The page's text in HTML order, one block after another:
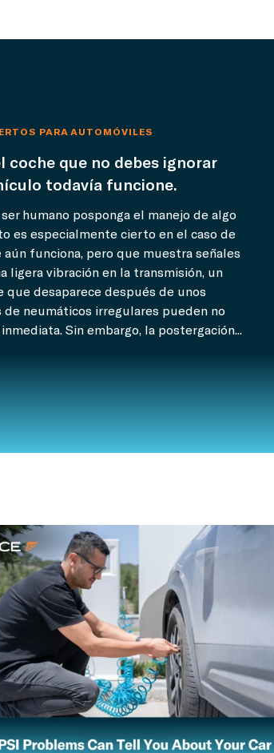
PARA AUTOMÓVILES
coche que no debes ignorar
todavía funcione.
humano posponga el manejo de algo
es especialmente cierto en el caso de
funciona, pero que muestra señales
ligera vibración en la transmisión, un
que desaparece después de unos
neumáticos irregulares pueden no
Sin embargo, la postergación...